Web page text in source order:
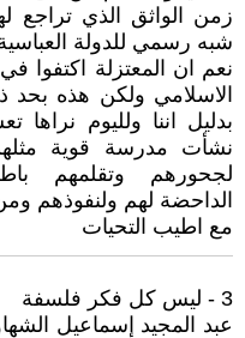
زمن الواثق الذي تراجع
شبه رسمي للدولة
نعم ان المعتزلة اكتفوا
الاسلامي ولكن هذه بحد
بدليل اننا ولليوم
نشأت مدرسة قوية
لجحورهم وتقلمهم
الداحضة لهم ولنفوذهم
مع اطيب التحيات
3 - ليس كل فكر فلسفة